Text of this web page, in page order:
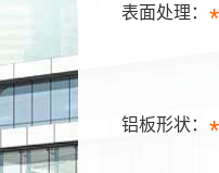
*
表面处理：
*
铝板形状：